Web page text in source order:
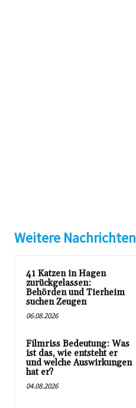
Weitere Nachrichten
41 Katzen in Hagen
zurückgelassen:
Behörden und Tierheim
suchen Zeugen
06.08.2026
Filmriss Bedeutung: Was
ist das, wie entsteht er
und welche Auswirkungen
hat er?
04.08.2026